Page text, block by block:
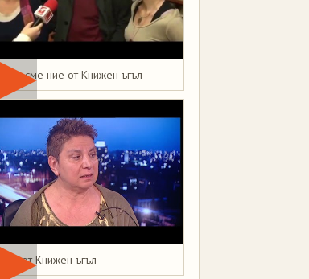
Това сме ние от Книжен ъгъл
Мая от Книжен ъгъл